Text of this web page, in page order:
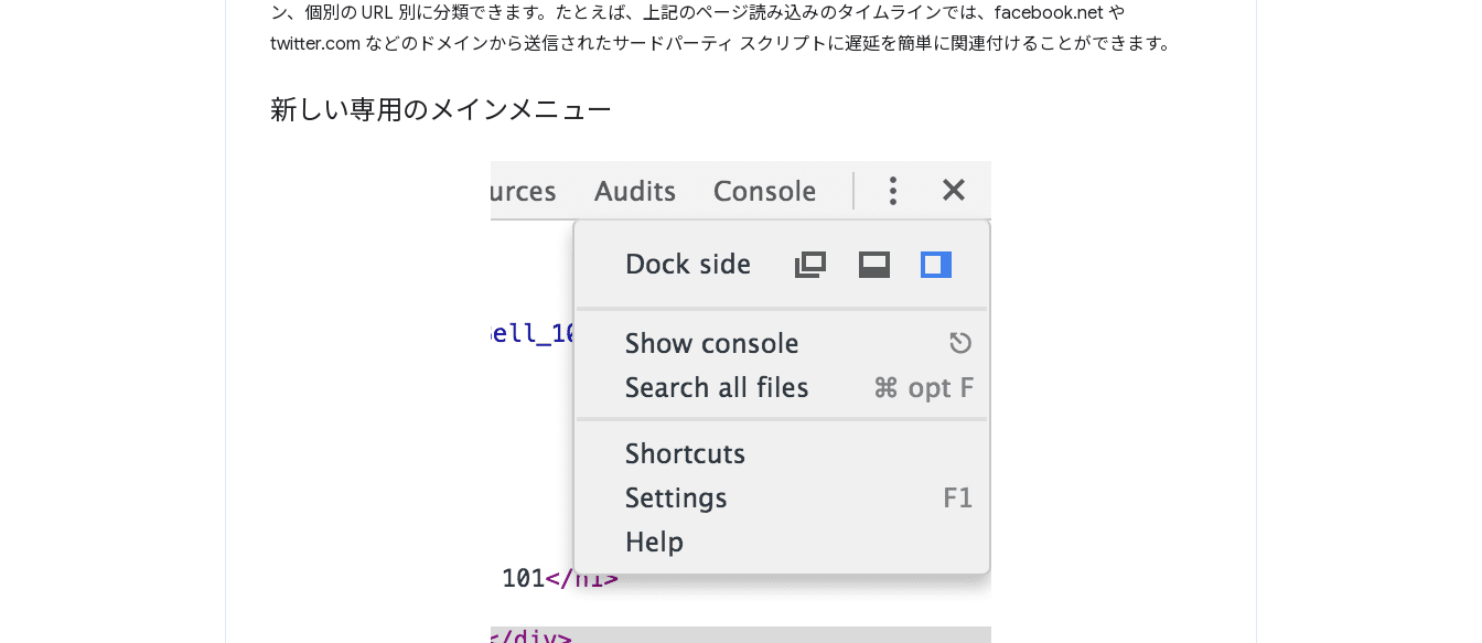
ン、個別の URL 別に分類できます。たとえば、上記のページ読み込みのタイムラインでは、facebook.net や
twitter.com などのドメインから送信されたサードパーティ スクリプトに遅延を簡単に関連付けることができます。
新しい専用のメインメニュー